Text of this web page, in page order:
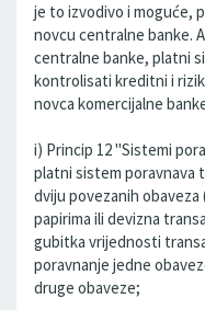
je to izvodivo i moguće,
novcu centralne banke.
centralne banke, platni
kontrolisati kreditni i
novca komercijalne
i) Princip 12 "Sistemi
platni sistem poravnava
dviju povezanih
papirima ili devizna
gubitka vrijednosti
poravnanje jedne
druge obaveze;